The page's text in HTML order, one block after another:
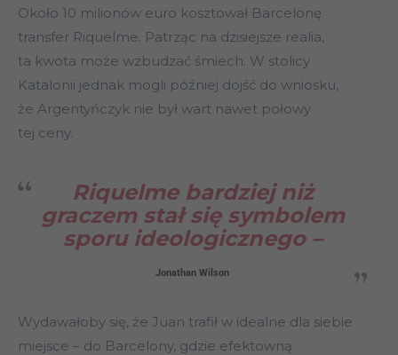
Około 10 milionów euro kosztował Barcelonę
transfer Riquelme. Patrząc na dzisiejsze realia,
ta kwota może wzbudzać śmiech. W stolicy
Katalonii jednak mogli później dojść do wniosku,
że Argentyńczyk nie był wart nawet połowy
tej ceny.
Riquelme bardziej niż
graczem stał się symbolem
sporu ideologicznego –
Jonathan Wilson
Wydawałoby się, że Juan trafił w idealne dla siebie
miejsce – do Barcelony, gdzie efektowną